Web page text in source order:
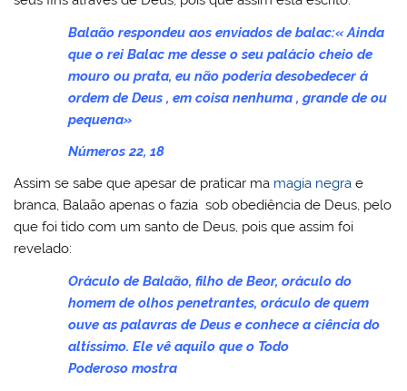
Balaão respondeu aos enviados de balac:« Ainda
que o rei Balac me desse o seu palácio cheio de
mouro ou prata, eu não poderia desobedecer á
ordem de Deus , em coisa nenhuma , grande de ou
pequena»
Números 22, 18
Assim se sabe que apesar de praticar ma magia negra e
branca, Balaão apenas o fazia sob obediência de Deus, pelo
que foi tido com um santo de Deus, pois que assim foi
revelado:
Oráculo de Balaão, filho de Beor, oráculo do
homem de olhos penetrantes, oráculo de quem
ouve as palavras de Deus e conhece a ciência do
altíssimo. Ele vê aquilo que o Todo
Poderoso mostra